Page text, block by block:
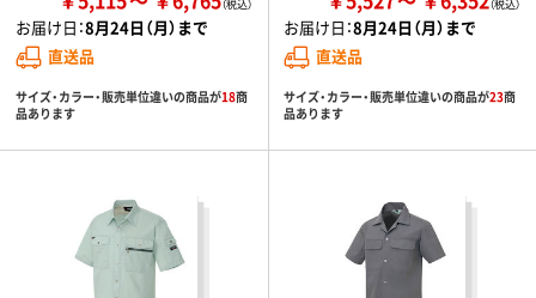
お届け日：8月24日（月）まで
直送品
サイズ・カラー・販売単位違いの商品が18商
品あります
お届け日：8月24日（月）まで
直送品
サイズ・カラー・販売単位違いの商品が23商
品あります